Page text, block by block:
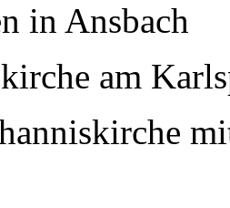
in Ansbach
am